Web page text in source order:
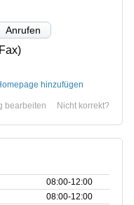
Anrufen
hinzufügen
Nicht korrekt?
bearbeiten
08:00‑12:00
08:00‑12:00